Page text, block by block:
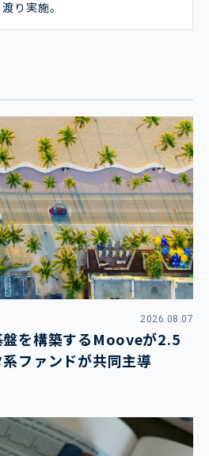
り実施。
2026.08.07
盤を構築するMooveが2.5
ファンドが共同主導